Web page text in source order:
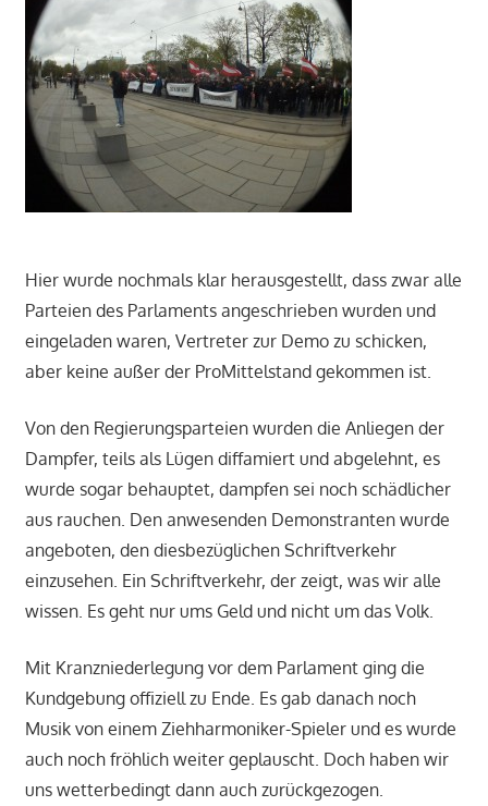
Hier wurde nochmals klar herausgestellt, dass zwar alle
Parteien des Parlaments angeschrieben wurden und
eingeladen waren, Vertreter zur Demo zu schicken,
aber keine außer der ProMittelstand gekommen ist.
Von den Regierungsparteien wurden die Anliegen der
Dampfer, teils als Lügen diffamiert und abgelehnt, es
wurde sogar behauptet, dampfen sei noch schädlicher
aus rauchen. Den anwesenden Demonstranten wurde
angeboten, den diesbezüglichen Schriftverkehr
einzusehen. Ein Schriftverkehr, der zeigt, was wir alle
wissen. Es geht nur ums Geld und nicht um das Volk.
Mit Kranzniederlegung vor dem Parlament ging die
Kundgebung offiziell zu Ende. Es gab danach noch
Musik von einem Ziehharmoniker-Spieler und es wurde
auch noch fröhlich weiter geplauscht. Doch haben wir
uns wetterbedingt dann auch zurückgezogen.